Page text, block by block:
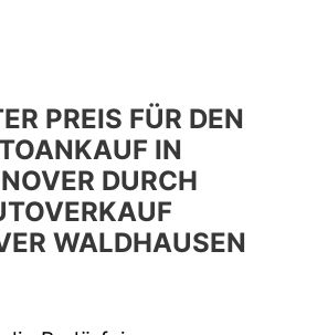
PREIS FÜR DEN
IN
DURCH
WALDHAUSEN